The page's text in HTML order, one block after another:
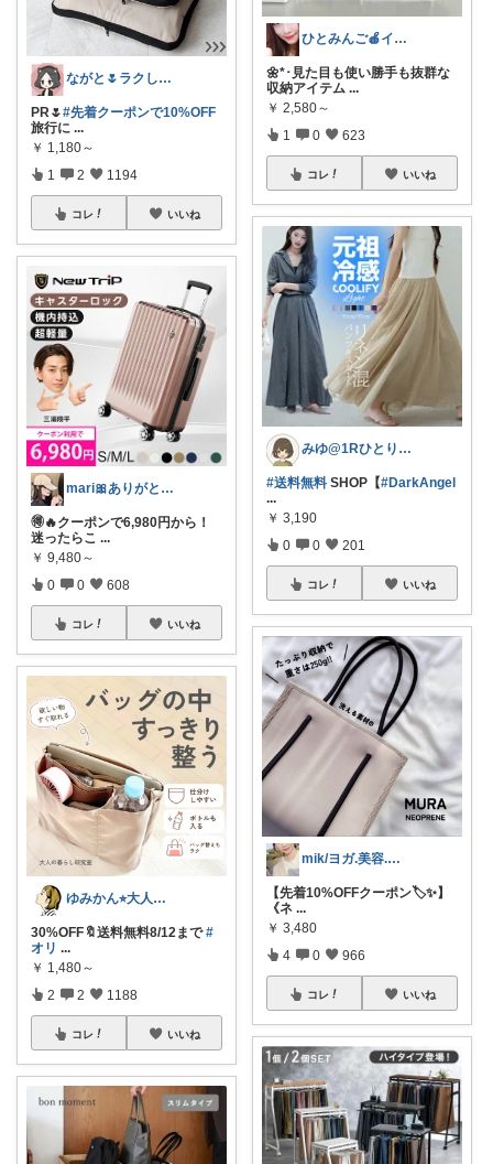
ながと🌷ラクしてときめく暮らし
PR🌷#先着クーポンで10%OFF
旅行に ...
￥ 1,180～
1 2 1194
コレ いいね
mari🎀ありがとうです🥹
🉐🔥クーポンで6,980円から！
迷ったらこ ...
￥ 9,480～
0 0 608
コレ いいね
ゆみかん⭐︎大人の暮らし研究室
30%OFF🔖送料無料8/12まで#
オリ ...
￥ 1,480～
2 2 1188
コレ いいね
ひとみんご🍎‪インテリア雑貨
🌼*･見た目も使い勝手も抜群な
収納アイテム ...
￥ 2,580～
1 0 623
コレ いいね
みゆ@1Rひとり暮らし
#送料無料 SHOP【#DarkAngel
...
￥ 3,190
0 0 201
コレ いいね
mik/ヨガ.美容.ファッション𓂃.✿
【先着10%OFFクーポン🏷️✨】
《ネ ...
￥ 3,480
4 0 966
コレ いいね